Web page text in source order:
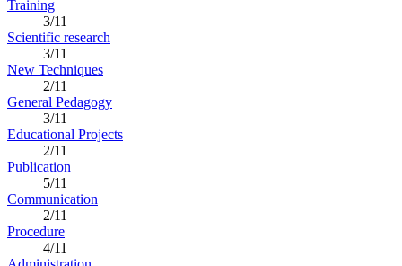
Training
3/11
Scientific research
3/11
New Techniques
2/11
General Pedagogy
3/11
Educational Projects
2/11
Publication
5/11
Communication
2/11
Procedure
4/11